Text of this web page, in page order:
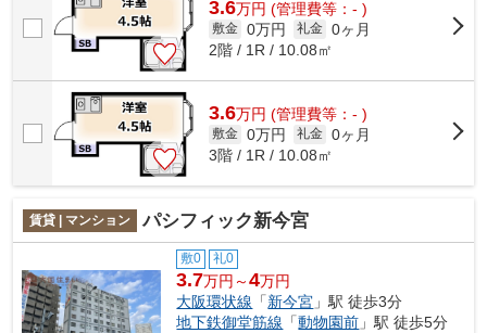
3.6万円 (管理費等：- )
敷金 0万円 礼金 0ヶ月
2階 / 1R / 10.08㎡
3.6万円 (管理費等：- )
敷金 0万円 礼金 0ヶ月
3階 / 1R / 10.08㎡
賃貸 | マンション パシフィック新今宮
敷0 礼0
3.7万円～4万円
大阪環状線 「新今宮 」駅 徒歩3分
地下鉄御堂筋線 「動物園前 」駅 徒歩5分